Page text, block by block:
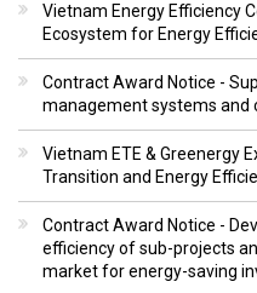
Vietnam Energy Efficiency
Ecosystem for Energy
Contract Award Notice -
management systems and
Vietnam ETE & Greenergy
Transition and Energy
Contract Award Notice -
efficiency of sub-projects
market for energy-saving